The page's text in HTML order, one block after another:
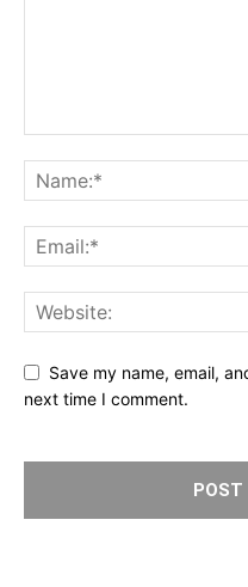
Save my name, email,
next time I comment.